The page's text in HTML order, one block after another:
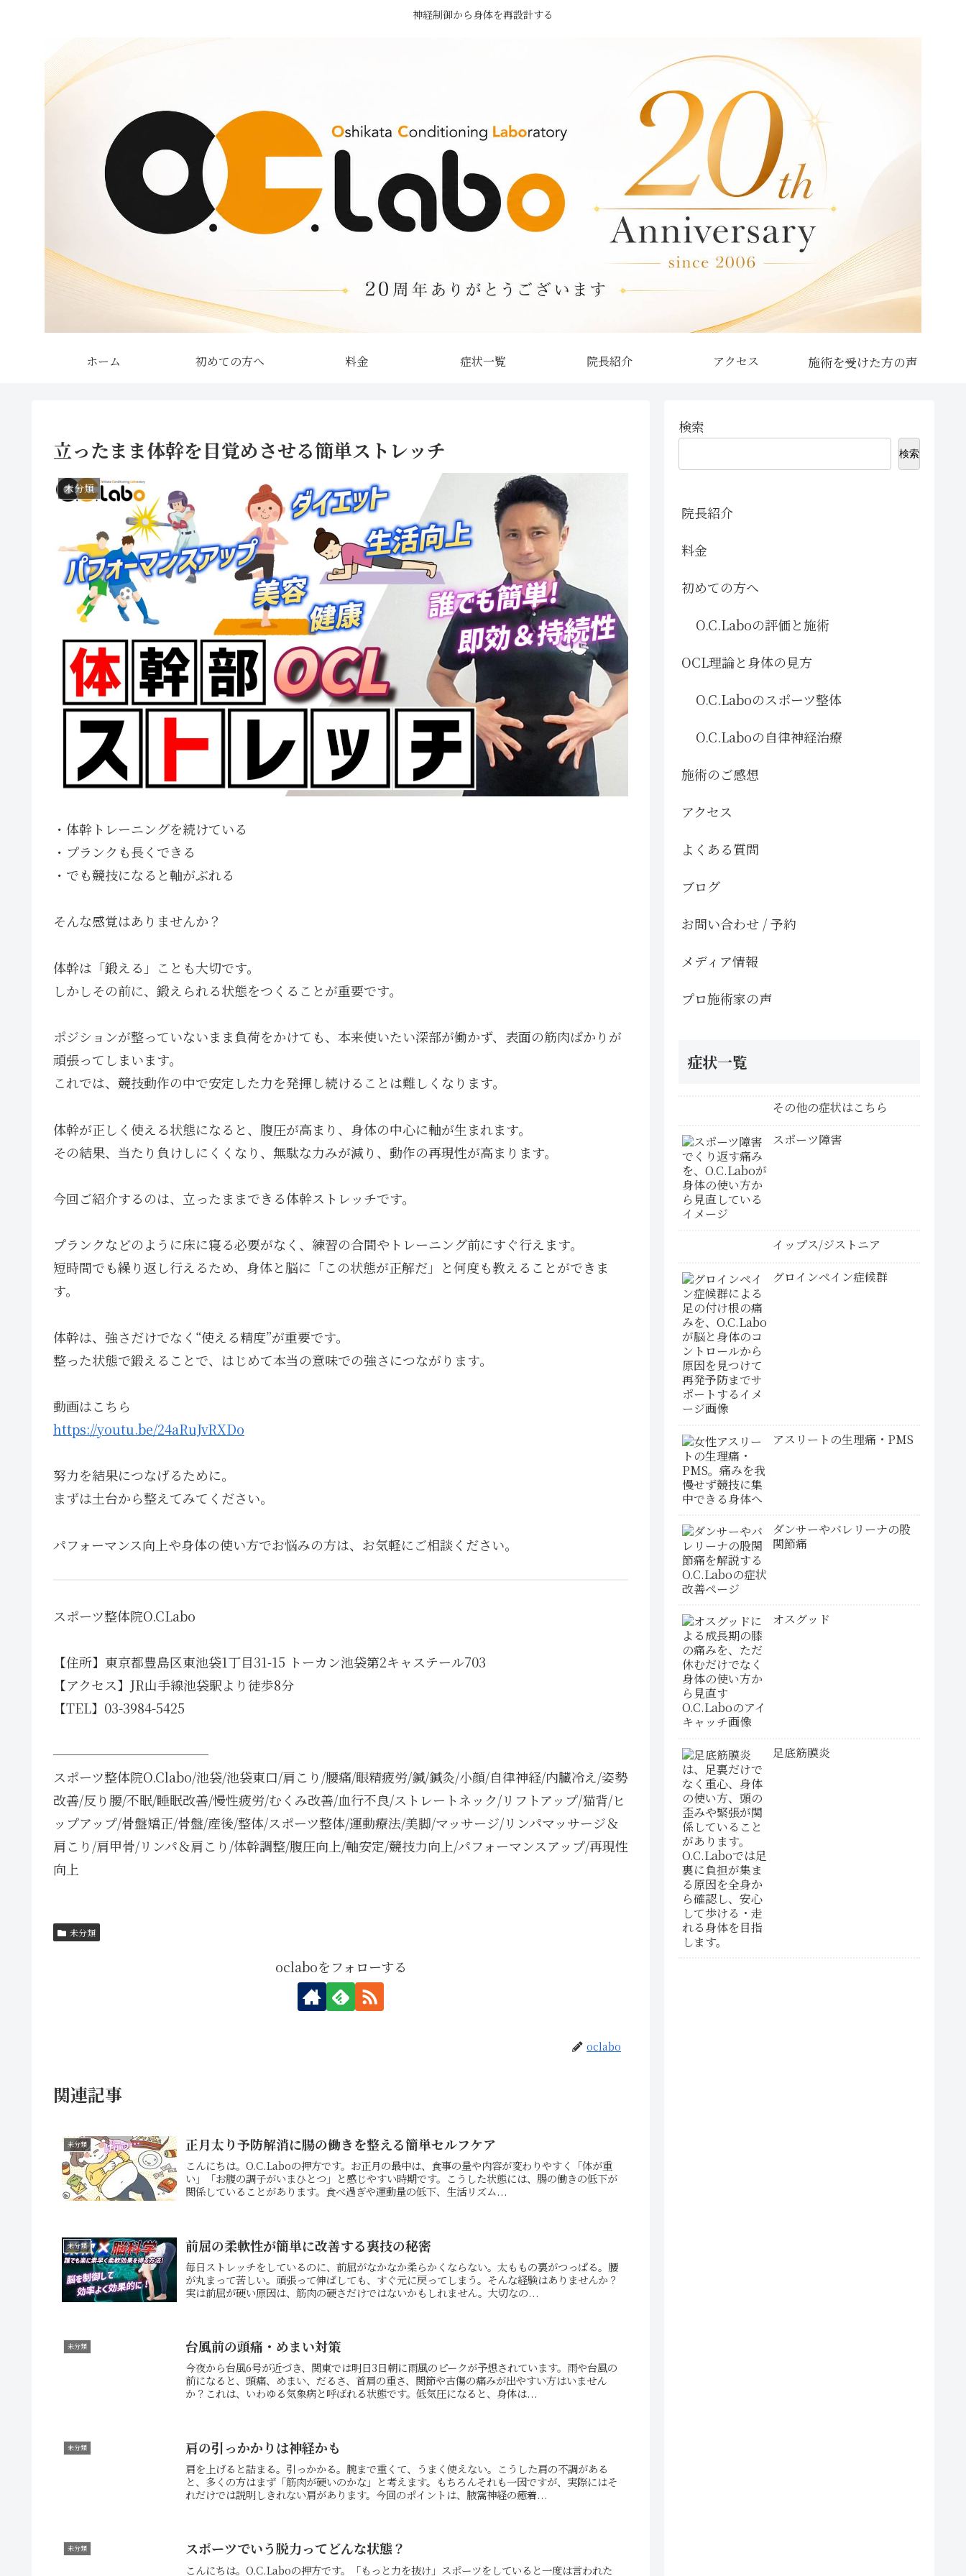
神経制御から身体を再設計する
ホーム 初めての方へ 料金 症状一覧 院長紹介 アクセス
立ったまま体幹を目覚めさせる簡単ストレッチ
未分類
・体幹トレーニングを続けている
・プランクも長くできる
・でも競技になると軸がぶれる
そんな感覚はありませんか？
体幹は「鍛える」ことも大切です。
しかしその前に、鍛えられる状態をつくることが重要です。
ポジションが整っていないまま負荷をかけても、本来使いたい深部が働かず、表面の筋肉ばかりが
頑張ってしまいます。
これでは、競技動作の中で安定した力を発揮し続けることは難しくなります。
体幹が正しく使える状態になると、腹圧が高まり、身体の中心に軸が生まれます。
その結果、当たり負けしにくくなり、無駄な力みが減り、動作の再現性が高まります。
今回ご紹介するのは、立ったままできる体幹ストレッチです。
プランクなどのように床に寝る必要がなく、練習の合間やトレーニング前にすぐ行えます。
短時間でも繰り返し行えるため、身体と脳に「この状態が正解だ」と何度も教えることができま
す。
体幹は、強さだけでなく“使える精度”が重要です。
整った状態で鍛えることで、はじめて本当の意味での強さにつながります。
動画はこちら
https://youtu.be/24aRuJvRXDo
努力を結果につなげるために。
まずは土台から整えてみてください。
パフォーマンス向上や身体の使い方でお悩みの方は、お気軽にご相談ください。
スポーツ整体院O.CLabo
【住所】東京都豊島区東池袋1丁目31-15 トーカン池袋第2キャステール703
【アクセス】JR山手線池袋駅より徒歩8分
【TEL】03-3984-5425
────────────
スポーツ整体院O.Clabo/池袋/池袋東口/肩こり/腰痛/眼精疲労/鍼/鍼灸/小顔/自律神経/内臓冷え/姿勢
改善/反り腰/不眠/睡眠改善/慢性疲労/むくみ改善/血行不良/ストレートネック/リフトアップ/猫背/ヒ
ップアップ/骨盤矯正/骨盤/産後/整体/スポーツ整体/運動療法/美脚/マッサージ/リンパマッサージ＆
肩こり/肩甲骨/リンパ＆肩こり/体幹調整/腹圧向上/軸安定/競技力向上/パフォーマンスアップ/再現性
向上
未分類
oclaboをフォローする
oclabo
関連記事
未分類 正月太り予防解消に腸の働きを整える簡単セルフケア
こんにちは。O.C.Laboの押方です。お正月の最中は、食事の量や内容が変わりやすく「体が重
い」「お腹の調子がいまひとつ」と感じやすい時期です。こうした状態には、腸の働きの低下が
関係していることがあります。食べ過ぎや運動量の低下、生活リズム...
未分類 前屈の柔軟性が簡単に改善する裏技の秘密
毎日ストレッチをしているのに、前屈がなかなか柔らかくならない。太ももの裏がつっぱる。腰
が丸まって苦しい。頑張って伸ばしても、すぐ元に戻ってしまう。そんな経験はありませんか？
実は前屈が硬い原因は、筋肉の硬さだけではないかもしれません。大切なの...
未分類 台風前の頭痛・めまい対策
今夜から台風6号が近づき、関東では明日3日朝に雨風のピークが予想されています。雨や台風の
前になると、頭痛、めまい、だるさ、首肩の重さ、関節や古傷の痛みが出やすい方はいません
か？これは、いわゆる気象病と呼ばれる状態です。低気圧になると、身体は...
未分類 肩の引っかかりは神経かも
肩を上げると詰まる。引っかかる。腕まで重くて、うまく使えない。こうした肩の不調がある
と、多くの方はまず「筋肉が硬いのかな」と考えます。もちろんそれも一因ですが、実際にはそ
れだけでは説明しきれない肩があります。今回のポイントは、腋窩神経の癒着...
未分類 スポーツでいう脱力ってどんな状態？
こんにちは。O.C.Laboの押方です。「もっと力を抜け」スポーツをしていると一度は言われた
検索
検索
院長紹介
料金
初めての方へ
O.C.Laboの評価と施術
OCL理論と身体の見方
O.C.Laboのスポーツ整体
O.C.Laboの自律神経治療
施術のご感想
アクセス
よくある質問
ブログ
お問い合わせ / 予約
メディア情報
プロ施術家の声
症状一覧
その他の症状はこちら
スポーツ障害
イップス/ジストニア
グロインペイン症候群
アスリートの生理痛・PMS
ダンサーやバレリーナの股
関節痛
オスグッド
足底筋膜炎